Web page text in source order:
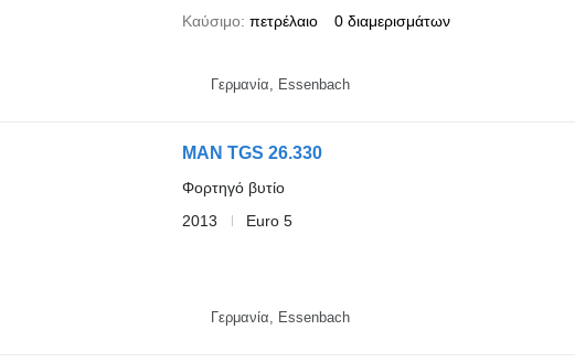
Καύσιμο πετρέλαιο 0 διαμερισμάτων
Γερμανία, Essenbach
MAN TGS 26.330
Φορτηγό βυτίο
2013
Euro 5
Γερμανία, Essenbach